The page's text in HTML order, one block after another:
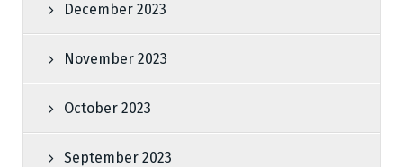
December 2023
November 2023
October 2023
September 2023